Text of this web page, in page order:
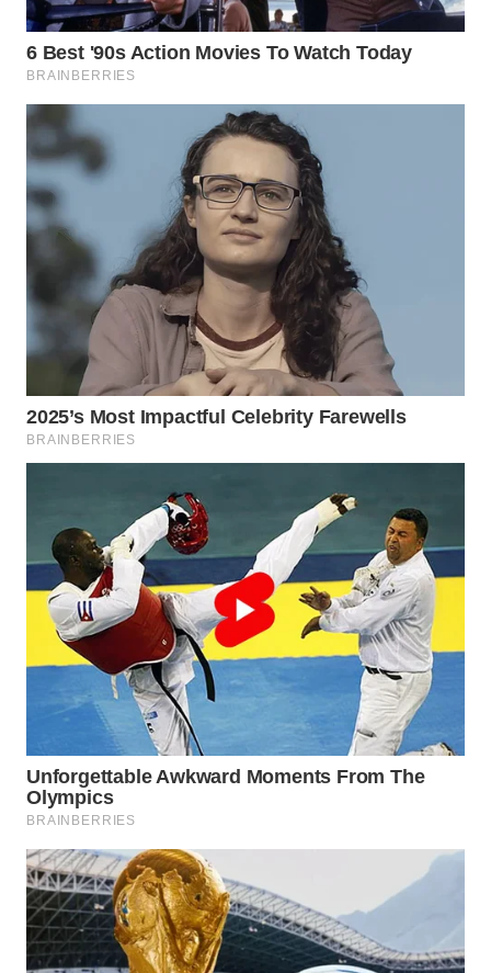
WN
SULUT
WN
MALUKU
MALUT
DANAU
TOBA
WN
LANGKAT
WN
TAPANULI
TANJUNG
LESUNG
WN
KARO
WN
SIMALUNGUN